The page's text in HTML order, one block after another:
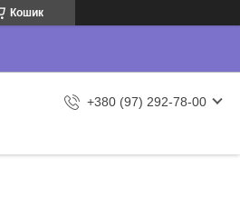
Кошик
+380 (97) 292-78-00